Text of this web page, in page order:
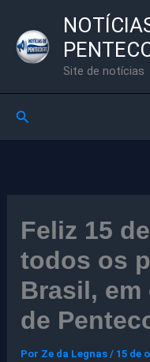
para
Site de notícias
Pesquisar
Feliz 15
todos os
Brasil,
de
Por Ze da Legnas/ 15 de